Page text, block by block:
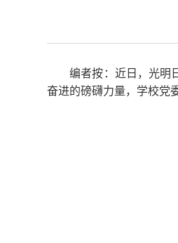
编者按：近日，光明
奋进的磅礴力量，学校党